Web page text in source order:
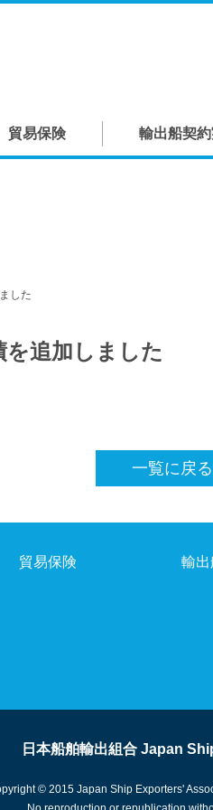
貿易保険 輸出船契
輸出船契約実績
SEA-Japan
デジタルプラット
した
を追加しました
一覧に戻る
貿易保険 輸
日本船舶輸出組合 Japan
© 2015 Japan Ship Exporters'